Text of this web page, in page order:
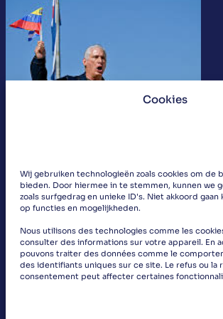
Cookies
Wij gebruiken technologieën zoals cookies om de
bieden. Door hiermee in te stemmen, kunnen we
zoals surfgedrag en unieke ID's. Niet akkoord
op functies en mogelijkheden.
Nous utilisons des technologies comme les
consulter des informations sur votre appareil. En
pouvons traiter des données comme le
des identifiants uniques sur ce site. Le refus ou la
consentement peut affecter certaines
Wat zijn de gevolgen
2026 was nog maar net begonnen
Lees meer:
Wat